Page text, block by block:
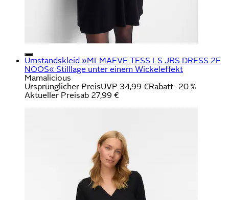
Umstandskleid »MLMAEVE TESS LS JRS DRESS 2F
NOOS« Stilllage unter einem Wickeleffekt
Mamalicious
Ursprünglicher PreisUVP 34,99 €Rabatt- 20 %
Aktueller Preisab 27,99 €